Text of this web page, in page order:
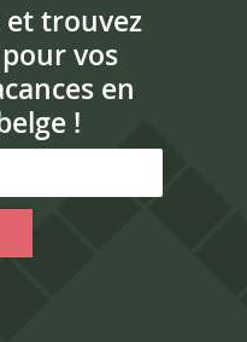
et trouvez
vos
en
!